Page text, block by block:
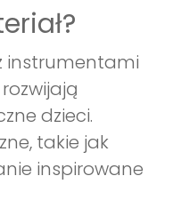
instrumentami
dzieci.
takie jak
inspirowane